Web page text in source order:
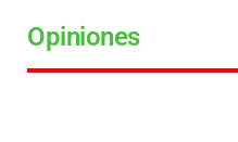
Opiniones